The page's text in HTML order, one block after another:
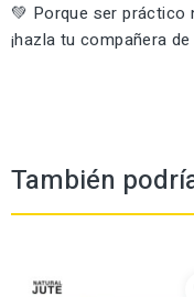
💚 Porque ser práctico
¡hazla tu compañera
También